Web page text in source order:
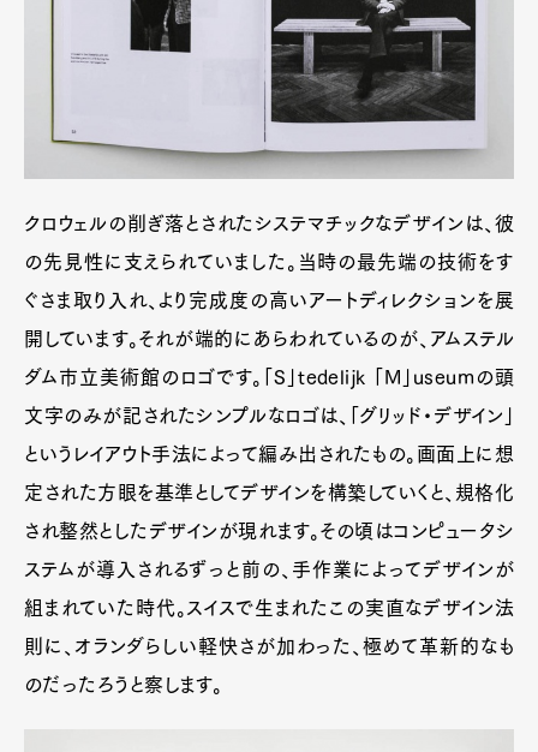
クロウェルの削ぎ落とされたシステマチックなデザインは、彼
の先見性に支えられていました。当時の最先端の技術をす
ぐさま取り入れ、より完成度の高いアートディレクションを展
開しています。それが端的にあらわれているのが、アムステル
ダム市立美術館のロゴです。「S」tedelijk 「M」useumの頭
文字のみが記されたシンプルなロゴは、「グリッド・デザイン」
というレイアウト手法によって編み出されたもの。画面上に想
定された方眼を基準としてデザインを構築していくと、規格化
され整然としたデザインが現れます。その頃はコンピュータシ
ステムが導入されるずっと前の、手作業によってデザインが
組まれていた時代。スイスで生まれたこの実直なデザイン法
則に、オランダらしい軽快さが加わった、極めて革新的なも
のだったろうと察します。